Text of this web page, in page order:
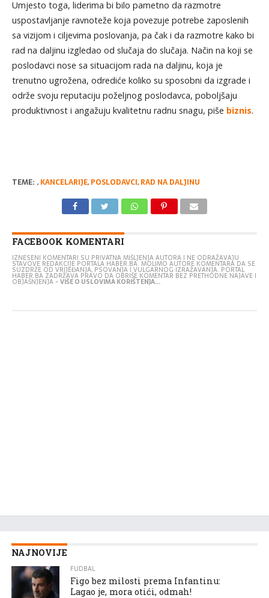
Umjesto toga, liderima bi bilo pametno da razmotre
uspostavljanje ravnoteže koja povezuje potrebe zaposlenih
sa vizijom i ciljevima poslovanja, pa čak i da razmotre kako bi
rad na daljinu izgledao od slučaja do slučaja. Način na koji se
poslodavci nose sa situacijom rada na daljinu, koja je
trenutno ugrožena, odrediće koliko su sposobni da izgrade i
održe svoju reputaciju poželjnog poslodavca, poboljšaju
produktivnost i angažuju kvalitetnu radnu snagu, piše biznis.
TEME: , KANCELARIJE, POSLODAVCI, RAD NA DALJINU
FACEBOOK KOMENTARI
IZNESENI KOMENTARI SU PRIVATNA MIŠLJENJA AUTORA I NE ODRAŽAVAJU
STAVOVE REDAKCIJE PORTALA HABER.BA. MOLIMO AUTORE KOMENTARA DA SE
SUZDRŽE OD VRIJEĐANJA, PSOVANJA I VULGARNOG IZRAŽAVANJA. PORTAL
HABER.BA ZADRŽAVA PRAVO DA OBRIŠE KOMENTAR BEZ PRETHODNE NAJAVE I
OBJAŠNJENJA -VIŠE O USLOVIMA KORIŠTENJA...
NAJNOVIJE
FUDBAL
Figo bez milosti prema Infantinu:
Lagao je, mora otići, odmah!